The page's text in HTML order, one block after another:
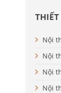
Nội
Nội
Nội
Nội